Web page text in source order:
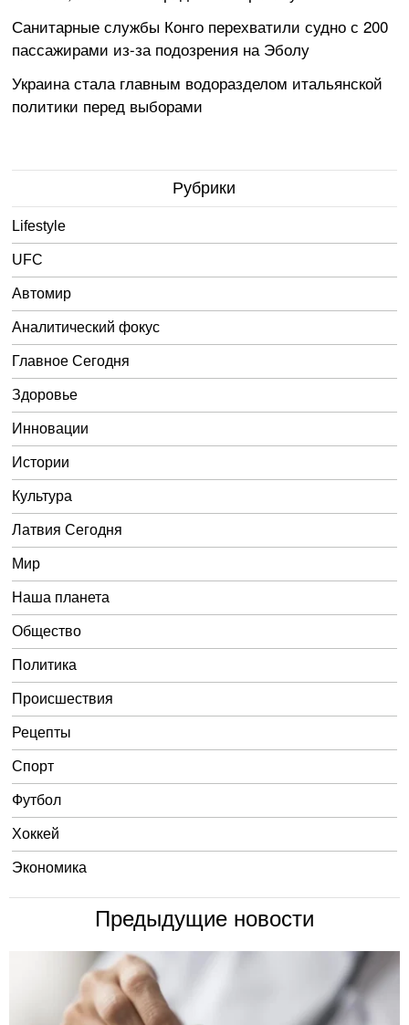
Санитарные службы Конго перехватили судно с 200
пассажирами из-за подозрения на Эболу
Украина стала главным водоразделом итальянской
политики перед выборами
Рубрики
Lifestyle
UFC
Автомир
Аналитический фокус
Главное Сегодня
Здоровье
Инновации
Истории
Культура
Латвия Сегодня
Мир
Наша планета
Общество
Политика
Происшествия
Рецепты
Спорт
Футбол
Хоккей
Экономика
Предыдущие новости